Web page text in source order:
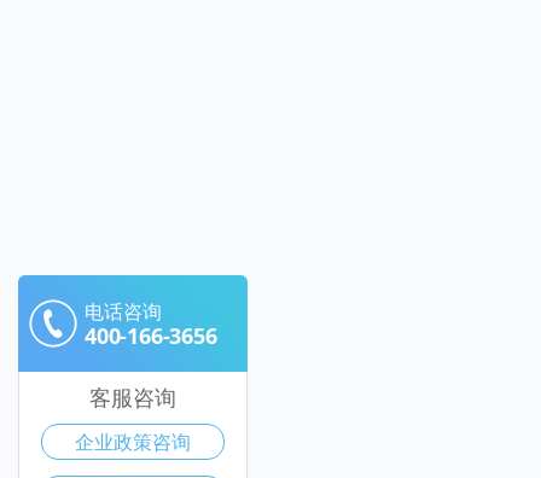
电话咨询
400-166-3656
客服咨询
企业政策咨询